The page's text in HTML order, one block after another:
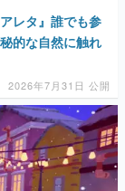
ムにまつわる言葉
文化史研究家・タ
レタ』誰でも参
的な自然に触れ
2026年7月31日 公開